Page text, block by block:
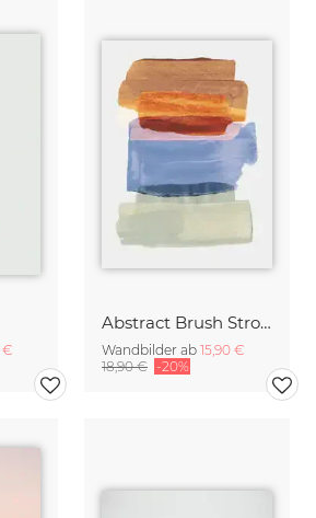
€
Abstract Brush Strokes 49
Wandbilder ab 15,90 €
18,90 € -20%